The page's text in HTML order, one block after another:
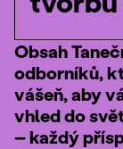
Obsah
odborníků,
vášeň, aby
vhled do
– každý